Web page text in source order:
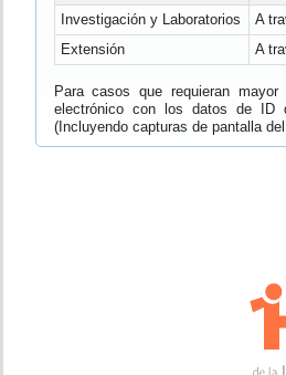
Investigación y Laboratorios
A
Extensión
A
Para casos que requieran
electrónico con los datos de ID
(Incluyendo capturas de pantalla